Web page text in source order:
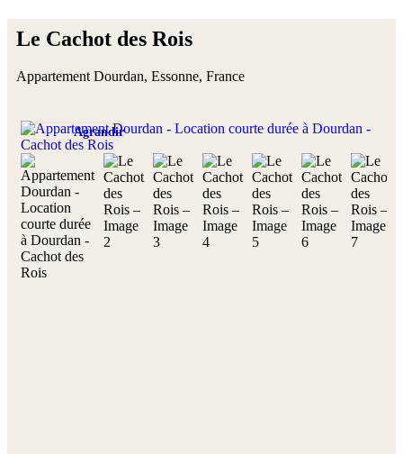
Le Cachot des Rois
Appartement Dourdan, Essonne, France
Agrandir